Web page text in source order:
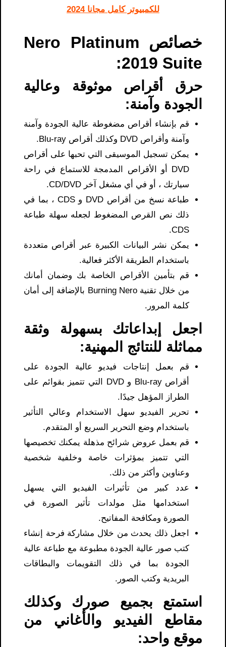
للكمبيوتر كامل مجانا 2024
خصائص Nero Platinum
2019 Suite:
حرق أقراص موثوقة وعالية
الجودة وآمنة:
قم بإنشاء أقراص مضغوطة عالية الجودة وآمنة
وآمنة وأقراص DVD وكذلك أقراص Blu-ray.
يمكن تسجيل الموسيقى التي تحبها على أقراص
DVD أو الأقراص المدمجة للاستماع في راحة
سيارتك ، أو في أي مشغل آخر CD/DVD.
طباعة نسخ من أقراص DVD و CDS ، بما في
ذلك نص القرص المضغوط لجعله سهلة طباعة
CDS.
يمكن نشر البيانات الكبيرة عبر أقراص متعددة
باستخدام الطريقة الأكثر فعالية.
قم بتأمين الأقراص الخاصة بك وضمان أمانك
من خلال تقنية Burning Nero بالإضافة إلى أمان
كلمة المرور.
اجعل إبداعاتك بسهولة وثقة
مماثلة للنتائج المهنية:
قم بعمل إنتاجات فيديو عالية الجودة على
أقراص Blu-ray و DVD التي تتميز بقوائم على
الطراز المؤهل جيدًا.
تحرير الفيديو سهل الاستخدام وعالي التأثير
باستخدام وضع التحرير السريع أو المتقدم.
قم بعمل عروض شرائح مذهلة يمكنك تخصيصها
التي تتميز بمؤثرات خاصة وخلفية شخصية
وعناوين وأكثر من ذلك.
عدد كبير من تأثيرات الفيديو التي يسهل
استخدامها مثل مولدات تأثير الصورة في
الصورة ومكافحة المفاتيح.
اجعل ذلك يحدث من خلال مشاركة فرحة إنشاء
كتب صور عالية الجودة مطبوعة مع طباعة عالية
الجودة بما في ذلك التقويمات والبطاقات
البريدية وكتب الصور.
استمتع بجميع صورك وكذلك
مقاطع الفيديو والأغاني من
موقع واحد: